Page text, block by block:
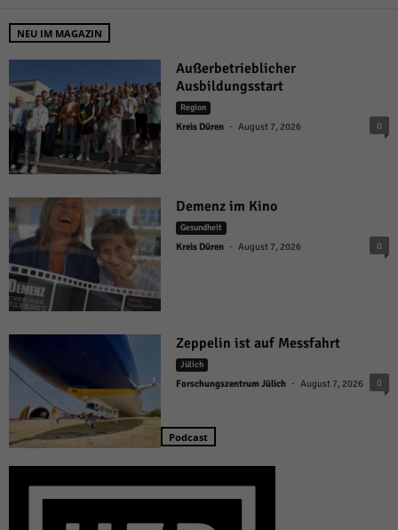
NEU IM MAGAZIN
Außerbetrieblicher
Ausbildungsstart
Region
Kreis Düren - August 7, 2026 0
Demenz im Kino
Gesundheit
Kreis Düren - August 7, 2026 0
Zeppelin ist auf Messfahrt
Jülich
Forschungszentrum Jülich - August 7, 2026 0
Podcast